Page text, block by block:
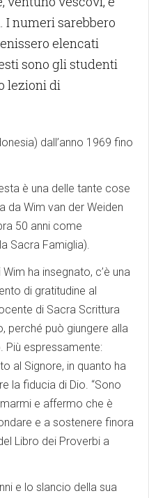
I numeri sarebbero
elencati
sono gli studenti
lezioni di
dall’anno 1969 fino
è una delle tante cose
da Wim van der Weiden
50 anni come
Sacra Famiglia).
ha insegnato, c’è una
di gratitudine al
di Sacra Scrittura
perché può giungere alla
Più espressamente:
al Signore, in quanto ha
la fiducia di Dio. “Sono
e affermo che è
e a sostenere finora
Libro dei Proverbi a
e lo slancio della sua